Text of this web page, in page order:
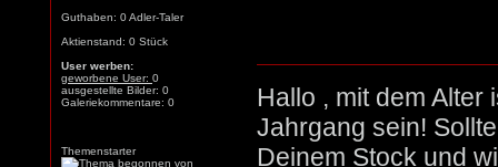
Guthaben: 0 Adler-Taler
Aktienstand: 0 Stück
User werben:
geworbene User: 0
ausgestellte Bilder: 0
Galeriekommentare: 0
Themenstarter
Hallo , mit dem Alter
Jahrgang sein!
Deinem Stock und